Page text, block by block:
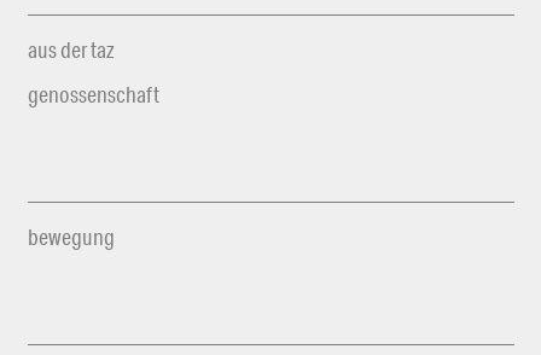
aus der taz
genossenschaft
bewegung